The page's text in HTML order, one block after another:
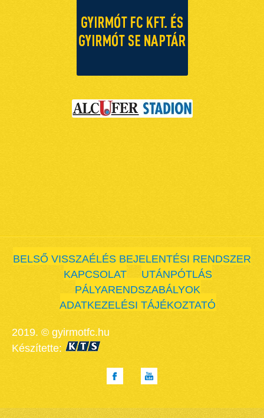
BELSŐ VISSZAÉLÉS BEJELENTÉSI RENDSZER
KAPCSOLAT
UTÁNPÓTLÁS
PÁLYARENDSZABÁLYOK
ADATKEZELÉSI TÁJÉKOZTATÓ
2019. © gyirmotfc.hu
Készítette: